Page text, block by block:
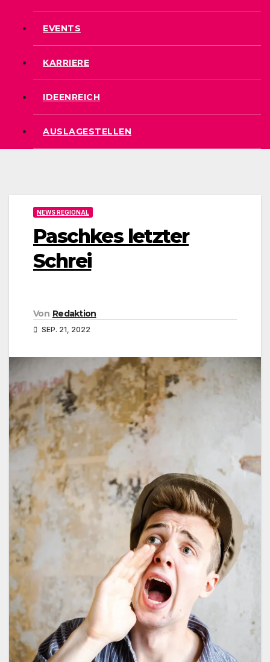
EVENTS
KARRIERE
IDEENREICH
AUSLAGESTELLEN
NEWS REGIONAL
Paschkes letzter
Schrei
Von Redaktion
SEP. 21, 2022